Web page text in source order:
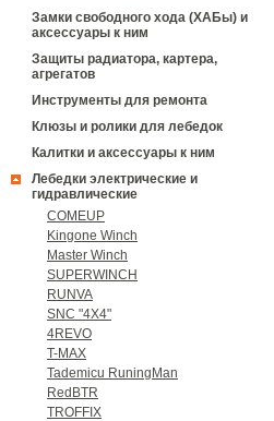
Замки свободного хода (ХАБы) и
аксессуары к ним
Защиты радиатора, картера,
агрегатов
Инструменты для ремонта
Клюзы и ролики для лебедок
Калитки и аксессуары к ним
Лебедки электрические и
гидравлические
COMEUP
Kingone Winch
Master Winch
SUPERWINCH
RUNVA
SNC "4Х4"
4REVO
T-MAX
Tademicu RuningMan
RedBTR
TROFFIX